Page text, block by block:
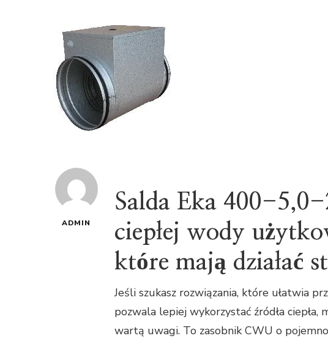
ADMIN
Salda Eka 400-
ciepłej wody
które mają działać
Jeśli szukasz rozwiązania, które ułatwia
pozwala lepiej wykorzystać źródła ciepła,
wartą uwagi. To zasobnik CWU o